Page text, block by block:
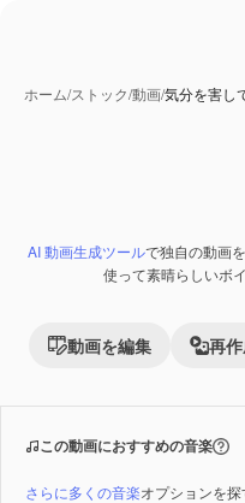
ホーム/ストック/動画/気分を害し
Premium
AI 動画生成ツールで独自の動画
使って素晴らしいボ
動画を編集 再
この動画におすすめの音楽
さらに多くの音楽オプションを探